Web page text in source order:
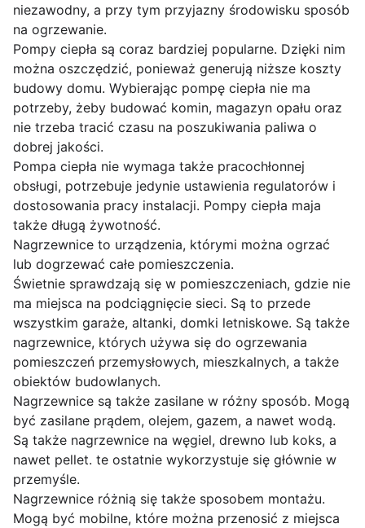
niezawodny, a przy tym przyjazny środowisku sposób
na ogrzewanie.
Pompy ciepła są coraz bardziej popularne. Dzięki nim
można oszczędzić, ponieważ generują niższe koszty
budowy domu. Wybierając pompę ciepła nie ma
potrzeby, żeby budować komin, magazyn opału oraz
nie trzeba tracić czasu na poszukiwania paliwa o
dobrej jakości.
Pompa ciepła nie wymaga także pracochłonnej
obsługi, potrzebuje jedynie ustawienia regulatorów i
dostosowania pracy instalacji. Pompy ciepła maja
także długą żywotność.
Nagrzewnice to urządzenia, którymi można ogrzać
lub dogrzewać całe pomieszczenia.
Świetnie sprawdzają się w pomieszczeniach, gdzie nie
ma miejsca na podciągnięcie sieci. Są to przede
wszystkim garaże, altanki, domki letniskowe. Są także
nagrzewnice, których używa się do ogrzewania
pomieszczeń przemysłowych, mieszkalnych, a także
obiektów budowlanych.
Nagrzewnice są także zasilane w różny sposób. Mogą
być zasilane prądem, olejem, gazem, a nawet wodą.
Są także nagrzewnice na węgiel, drewno lub koks, a
nawet pellet. te ostatnie wykorzystuje się głównie w
przemyśle.
Nagrzewnice różnią się także sposobem montażu.
Mogą być mobilne, które można przenosić z miejsca